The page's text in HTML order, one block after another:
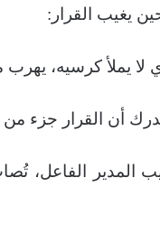
يغيب القرار:
لا يملأ كرسيه،
أن القرار جزء من
المدير الفاعل،